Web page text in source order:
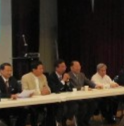
大歷史性突破 總統強調將以3大
且不疊加 我輸美2072項產品豁免
自由世界 需要台灣，團結合作方